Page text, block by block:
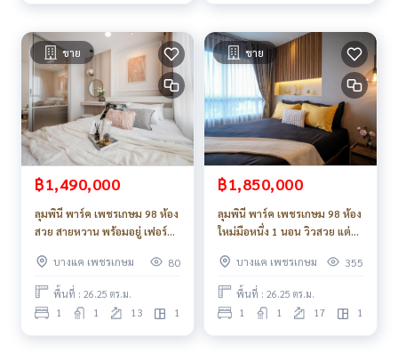
ขาย
฿1,490,000
ลุมพินี พาร์ค เพชรเกษม 98 ห้อง
สวย สายหวาน พร้อมอยู่ เฟอร์
บางแค เพชรเกษม
80
พื้นที่ : 26.25 ตร.ม.
1 1 13 1
ขาย
฿1,850,000
ลุมพินี พาร์ค เพชรเกษม 98 ห้อง
ใหม่มือหนึ่ง 1 นอน วิวสวย แต่ง
แถมเพียบ
บางแค เพชรเกษม 355
พื้นที่ : 26.25 ตร.ม.
1 1 17 1